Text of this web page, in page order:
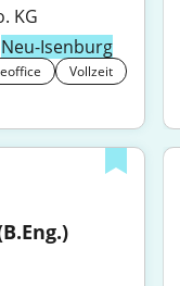
KG
Neu-Isenburg
Vollzeit